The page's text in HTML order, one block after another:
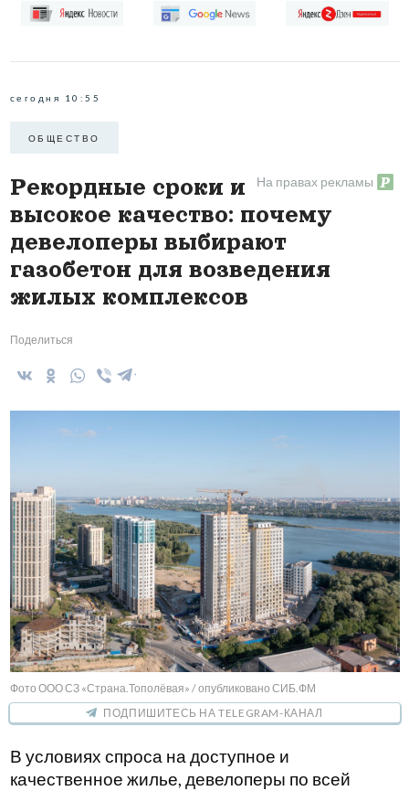
сегодня 10:55
ОБЩЕСТВО
На правах рекламы
Рекордные сроки и
высокое качество: почему
девелоперы выбирают
газобетон для возведения
жилых комплексов
Поделиться
Фото ООО СЗ «Страна.Тополёвая» / опубликовано СИБ.ФМ
ПОДПИШИТЕСЬ НА TELEGRAM-КАНАЛ
В условиях спроса на доступное и
качественное жилье, девелоперы по всей